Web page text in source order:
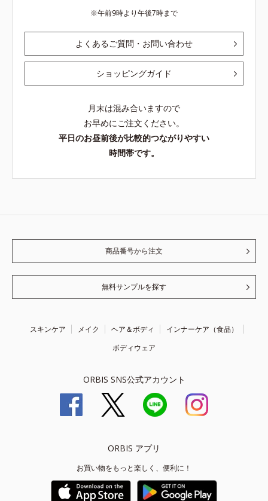
午前9時より午後7時まで
よくあるご質問・お問い合わせ
ショッピングガイド
月末は混み合いますので
お早めにご注文ください。
平日のお昼前後が比較的つながりやすい
時間帯です。
商品番号から注文
無料サンプルを探す
スキンケア メイク ヘア＆ボディ
インナーケア（食品）
ボディウェア
ORBIS SNS公式アカウント
ORBIS アプリ
お買い物をもっと楽しく、便利に！